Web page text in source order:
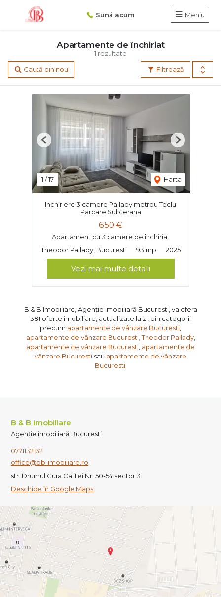
Sună acum Meniu
1 rezultate
Apartamente de închiriat
Filtrează
Caută din nou
1 /17 Harta
Previous Next
Inchiriere 3 camere Pallady metrou Teclu
Parcare Subterana
650 €
Apartament cu 3 camere de închiriat
Theodor Pallady, Bucuresti
93 mp 2025
Vezi mai multe detalii
B & B Imobiliare, Agenție imobiliară Bucuresti, va ofera
381 oferte imobiliare, actualizate la zi, din categorii
precum apartamente de vânzare Bucuresti
apartamente de vânzare Bucuresti, Theodor Pallady,
apartamente de vânzare Bucuresti apartamente de
vânzare Bucuresti sau apartamente de vânzare
Bucuresti.
B & B Imobiliare
Agenție imobiliară Bucuresti
0771132132
office@bb-imobiliare.ro
str. Drumul Gura Calitei Nr. 50-54 sector 3
Deschide în Google Maps